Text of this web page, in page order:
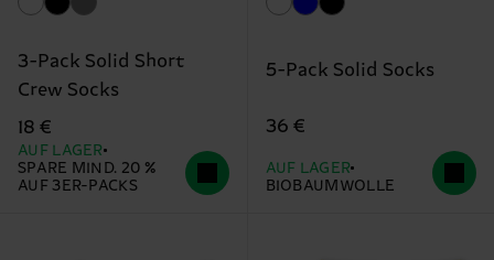
3-Pack Solid Short
Crew Socks
18 €
AUF LAGER
SPARE MIND. 20 %
AUF 3ER-PACKS
5-Pack Solid Socks
36 €
AUF LAGER
BIOBAUMWOLLE